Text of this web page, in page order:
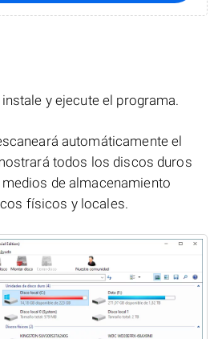
instale y ejecute el programa.
automáticamente el
todos los discos duros
de almacenamiento
físicos y locales.